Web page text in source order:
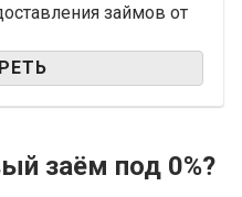
займов от
заём под 0%?